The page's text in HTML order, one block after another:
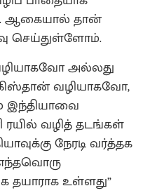
ஆகையால் தான்
செய்துள்ளோம்.
அல்லது
வழியாகவோ,
இந்தியாவை
ரயில் வழித் தடங்கள்
நேரடி வர்த்தக
தயாராக உள்ளது”